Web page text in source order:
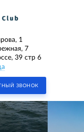
1
7
39 стр 6
ЗВОНОК